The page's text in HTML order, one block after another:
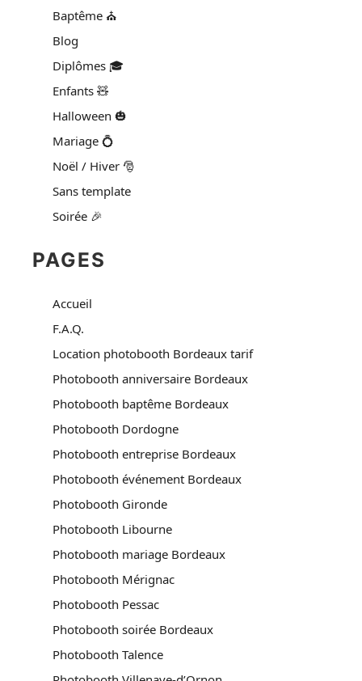
Baptême ⛪
Blog
Diplômes 🎓
Enfants 🧸
Halloween 🎃
Mariage 💍
Noël / Hiver 🎅
Sans template
Soirée 🎉
PAGES
Accueil
F.A.Q.
Location photobooth Bordeaux tarif
Photobooth anniversaire Bordeaux
Photobooth baptême Bordeaux
Photobooth Dordogne
Photobooth entreprise Bordeaux
Photobooth événement Bordeaux
Photobooth Gironde
Photobooth Libourne
Photobooth mariage Bordeaux
Photobooth Mérignac
Photobooth Pessac
Photobooth soirée Bordeaux
Photobooth Talence